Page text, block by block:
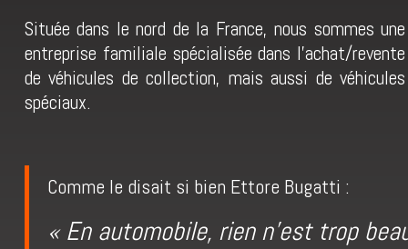
Située dans le nord de la France, nous sommes une
entreprise familiale spécialisée dans l’achat/revente
de véhicules de collection, mais aussi de véhicules
spéciaux.
Comme le disait si bien Ettore Bugatti :
« En automobile, rien n’est trop